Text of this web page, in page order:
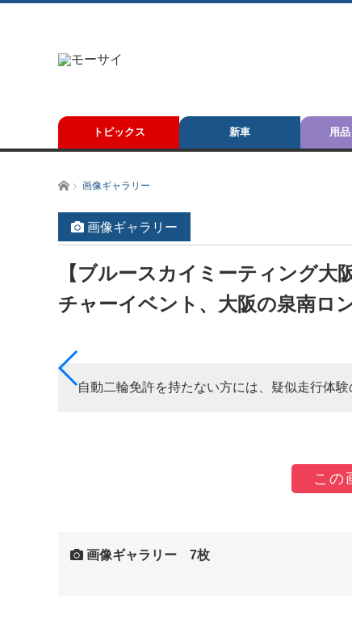
トピックス 新車 用
ホーム画像ギャラリー
画像ギャラリー
【ブルースカイミーティング
チャーイベント、大阪の泉南ロ
自動二輪免許を持たない方には、疑似走行体
この
画像ギャラリー 7枚